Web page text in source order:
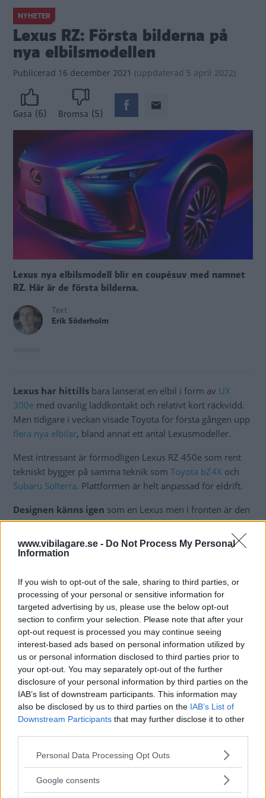
www.vibilagare.se - Do Not Process My Personal
Information
If you wish to opt-out of the sale, sharing to third parties, or
processing of your personal or sensitive information for
targeted advertising by us, please use the below opt-out
section to confirm your selection. Please note that after your
opt-out request is processed you may continue seeing
interest-based ads based on personal information utilized by
us or personal information disclosed to third parties prior to
your opt-out. You may separately opt-out of the further
disclosure of your personal information by third parties on the
IAB’s list of downstream participants. This information may
also be disclosed by us to third parties on the IAB’s List of
Downstream Participants that may further disclose it to other
Please note that this website/app uses one or more Google
not limited to your visit or usage behaviour. You may click to
Personal Data Processing Opt Outs
Google consents
NYHETER
Lexus RZ: Första bilderna på
nya elbilsmodellen
Publicerad 16 december 2021 (uppdaterad 5 april 2022)
Gasa (6) Bromsa (5)
Lexus nya elbilsmodell blir en coupésuv med namnet
RZ. Här är de första bilderna.
Text
Erik Söderholm
Lexus har hittills bara lanserat en elbil i form av UX
300e med ovanlig laddkontakt och relativt kort räckvidd.
Men tidigare i veckan visade Toyota för första gången upp
flera nya elbilar, bland annat ett antal Lexusmodeller.
Mest intressant är förmodligen Lexus RZ 450e som rent
tekniskt bygger på samma teknik som Toyota bZ4X och
Subaru Solterra. Plattformen är helt anpassad för eldrift.
Designen känns igen som en Lexus men i fronten är den
numera märkestypiska så kallade ”spindelgrillen”
igentäppt. Bakpartiet ska ge sportiga coupévibbar och
designstuket är inte helt olikt
Volkswagen ID.5
Det finns än så länge inga interiörbilder eller tekniska
detaljer för Lexus RZ, men eftersom tekniken alltså delas
med Toyota bZ4X är det ingen vild gissning att modellen
får ett 71 kWh-batteri med 45 mils räckvidd och
fyrhjulsdrift.